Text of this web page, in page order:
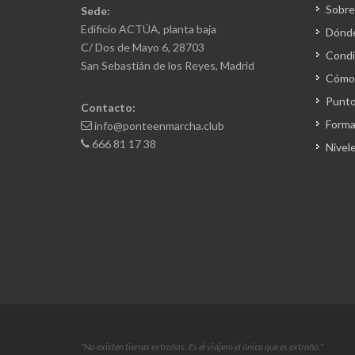
Sede:
Edificio ACTÚA, planta baja
C/ Dos de Mayo 6, 28703
San Sebastián de los Reyes, Madrid
Contacto:
info@ponteenmarcha.club
666 81 17 38
"No existen tierras extrañas. Es el viajero el único que es extraño."